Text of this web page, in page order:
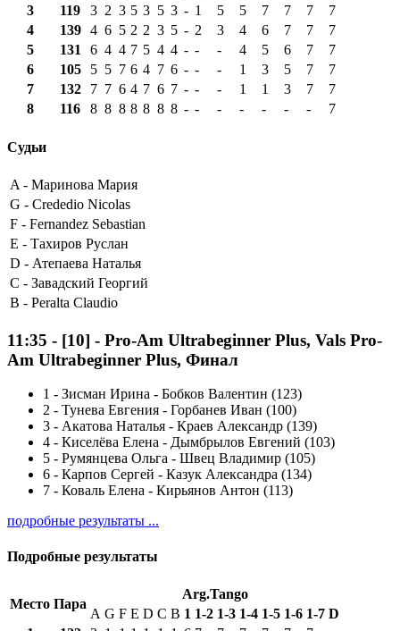
3
119 3 2 3 5 3 5 3 - 1 5 5 7 7 7
7
4
139 4 6 5 2 2 3 5 - 2 3 4 6 7 7
7
5
131 6 4 4 7 5 4 4 - - - 4 5 6 7
7
6
105 5 5 7 6 4 7 6 - - - 1 3 5 7
7
7
132 7 7 6 4 7 6 7 - - - 1 1 3 7
7
8
116 8 8 8 8 8 8 8 - - - - - - - 7
Судьи
A - Маринова Мария
G - Crededio Nicolas
F - Fernandez Sebastian
E - Тахиров Руслан
D - Атепаева Наталья
C - Завадский Георгий
B - Peralta Claudio
11:35 - [10] - Pro-Am Ultrabeginner Plus, Vals Pro-
Am Ultrabeginner Plus, Финал
1 - Зисман Ирина - Бобков Валентин (123)
2 - Тунева Евгения - Горбанев Иван (100)
3 - Акатова Наталья - Краев Александр (139)
4 - Киселёва Елена - Дымбрылов Евгений (103)
5 - Румянцева Ольга - Швец Владимир (105)
6 - Карпов Сергей - Казук Александра (134)
7 - Коваль Елена - Кирьянов Антон (113)
подробные результаты ...
Подробные результаты
Место Пара
Arg.Tango
A G F E D C B 1 1-2 1-3 1-4 1-5 1-6 1-7 D